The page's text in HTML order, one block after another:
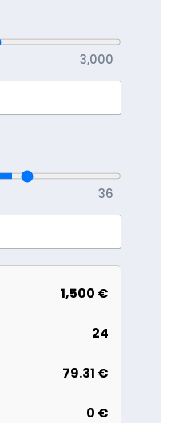
3,000
36
1,500 €
24
79.31 €
0 €